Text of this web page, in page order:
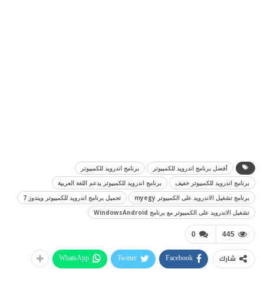
أفضل برنامج اندرويد للكمبيوتر
برنامج اندرويد للكمبيوتر
برنامج اندرويد للكمبيوتر خفيف
برنامج اندرويد للكمبيوتر يدعم اللغة العربية
برنامج تشغيل الاندرويد على الكمبيوتر myegy
تحميل برنامج اندرويد للكمبيوتر ويندوز 7
تشغيل الاندرويد على الكمبيوتر مع برنامج WindowsAndroid
0 445
شارك Facebook
Twitter
WhatsApp